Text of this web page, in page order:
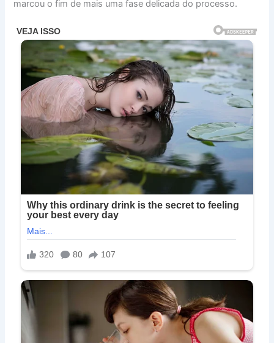
marcou o fim de mais uma fase delicada do processo.